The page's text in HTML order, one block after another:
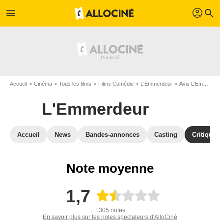
menu profil search
Accueil Cinéma Tous les films Films Comédie L'Emmerdeur Avis L'Emmerdeur
L'Emmerdeur
Accueil News Bandes-annonces Casting
Note moyenne
1,7
1305 notes
En savoir plus sur les notes spectateurs d'AlloCiné